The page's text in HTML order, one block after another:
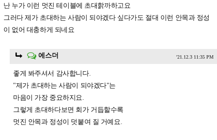
난 누가 이런 멋진 테이블에 초대핡까하고요
그러다 제가 초대하는 사람이 되야겠다 싶다가도 절대 이런 안목과 정성
이 없어 대충하게 되네요
에스더 '21.12.3 11:35 PM
좋게 봐주셔서 감사합니다.
"제가 초대하는 사람이 되야겠다"는
마음이 가장 중요하지요.
그렇게 초대하다보면 회가 거듭할수록
멋진 안목과 정성이 덧붙여 질 거예요.